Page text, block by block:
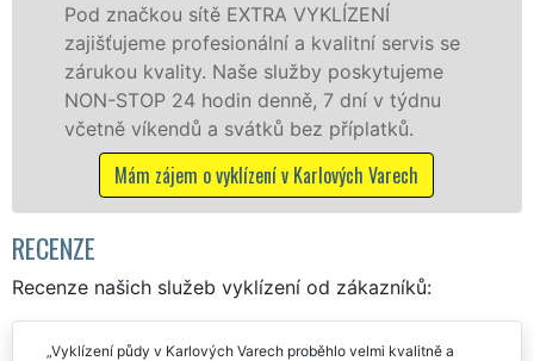
sítě EXTRA VYKLÍZENÍ
profesionální a kvalitní servis se
Naše služby poskytujeme
24 hodin denně, 7 dní v týdnu
a svátků bez příplatků.
zájem o vyklízení v Karlových Varech
tuto
osobám
práce, a
RECENZE
Recenze našich služeb vyklízení od zákazníků:
Vyklízení půdy v Karlových Varech proběhlo velmi kvalitně a